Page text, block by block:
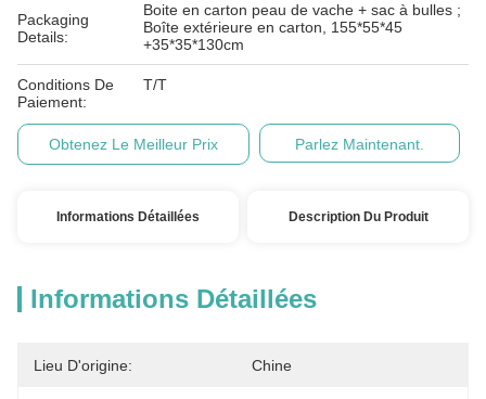
Packaging
Details:
Boite en carton peau de vache + sac à bulles ;
Boîte extérieure en carton, 155*55*45
+35*35*130cm
Conditions De
Paiement:
T/T
Obtenez Le Meilleur Prix Parlez Maintenant.
Informations Détaillées Description Du Produit
Informations Détaillées
Lieu D'origine: Chine